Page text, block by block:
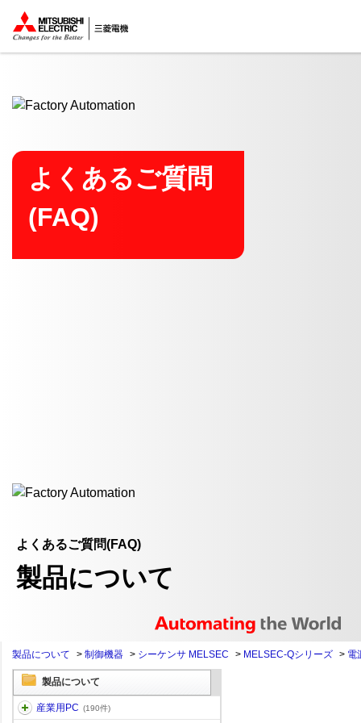
ここから本文
よくあるご質問
(FAQ)
よくあるご質問(FAQ)
製品について
製品について > 制御機器 > シーケンサ MELSEC > MELSEC-Qシリーズ > 電
製品について
産業用PC (190件)